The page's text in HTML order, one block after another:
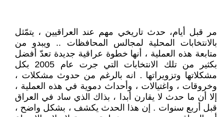
مر قبل أيام، حدث تاريخي مهم عند العراقيين ، يتمّثل
بالانتخابات المحلية لمجالس المحافظات .. ويبدو من
متابعة هذه العملية ، أنها خطوة عراقية جديدة تعدّ أفضل
بكثير من تلك الانتخابات التي جرت عام 2005 بكل
مشكلاتها وتزويراتها . انه بالرغم من حدوث مشكلات ،
وخروقات ، واغتيالات ، وأحداث دموية في هذه العملية ،
إلا أن ما حدث لا يقارن أبدا ، بذاك الذي ساد في العراق
قبل أربع سنوات . إن هذا الحدث يكشف ، بشكل واضح ،